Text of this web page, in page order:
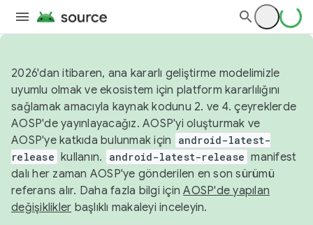
2026'dan itibaren, ana kararlı geliştirme modelimizle
uyumlu olmak ve ekosistem için platform kararlılığını
sağlamak amacıyla kaynak kodunu 2. ve 4. çeyreklerde
AOSP'de yayınlayacağız. AOSP'yi oluşturmak ve
AOSP'ye katkıda bulunmak için
android-latest-
release kullanın. android-latest-release manifest
dalı her zaman AOSP'ye gönderilen en son sürümü
referans alır. Daha fazla bilgi içinAOSP'de yapılan
değişiklikler başlıklı makaleyi inceleyin.